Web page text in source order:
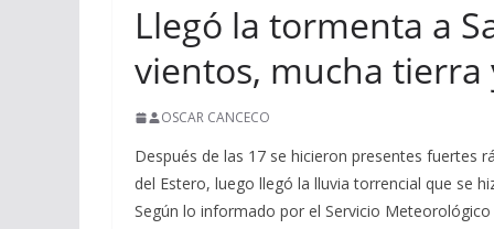
Llegó la tormenta a
vientos, mucha tierra
OSCAR CANCECO
Después de las 17 se hicieron presentes fuertes
del Estero, luego llegó la lluvia torrencial que se
Según lo informado por el Servicio